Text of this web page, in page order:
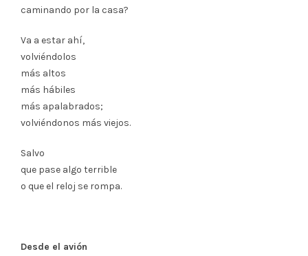
caminando por la casa?
Va a estar ahí,
volviéndolos
más altos
más hábiles
más apalabrados;
volviéndonos más viejos.
Salvo
que pase algo terrible
o que el reloj se rompa.
Desde el avión